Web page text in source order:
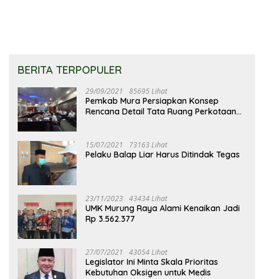
BERITA TERPOPULER
29/09/2021 85695 Lihat
Pemkab Mura Persiapkan Konsep
Rencana Detail Tata Ruang Perkotaan
15/07/2021 73163 Lihat
Pelaku Balap Liar Harus Ditindak Tegas
23/11/2023 43434 Lihat
UMK Murung Raya Alami Kenaikan Jadi
Rp 3.562.377
27/07/2021 43054 Lihat
Legislator Ini Minta Skala Prioritas
Kebutuhan Oksigen untuk Medis